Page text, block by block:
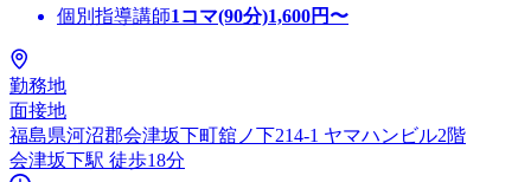
個別指導講師1コマ(90分)1,600円〜
勤務地
面接地
福島県河沼郡会津坂下町舘ノ下214-1 ヤマハンビル2階
会津坂下駅 徒歩18分